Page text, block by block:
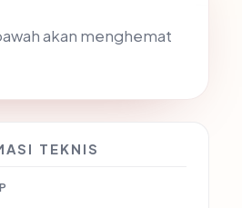
akan menghemat
TEKNIS